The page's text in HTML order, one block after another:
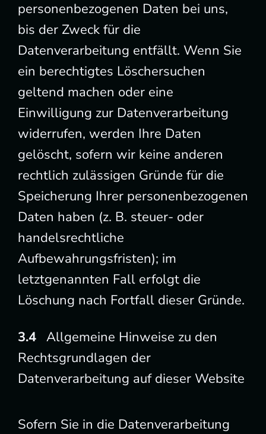
personenbezogenen Daten bei uns,
bis der Zweck für die
Datenverarbeitung entfällt. Wenn Sie
ein berechtigtes Löschersuchen
geltend machen oder eine
Einwilligung zur Datenverarbeitung
widerrufen, werden Ihre Daten
gelöscht, sofern wir keine anderen
rechtlich zulässigen Gründe für die
Speicherung Ihrer personenbezogenen
Daten haben (z. B. steuer- oder
handelsrechtliche
Aufbewahrungsfristen); im
letztgenannten Fall erfolgt die
Löschung nach Fortfall dieser Gründe.
Allgemeine Hinweise zu den
Rechtsgrundlagen der
Datenverarbeitung auf dieser Website
Sofern Sie in die Datenverarbeitung